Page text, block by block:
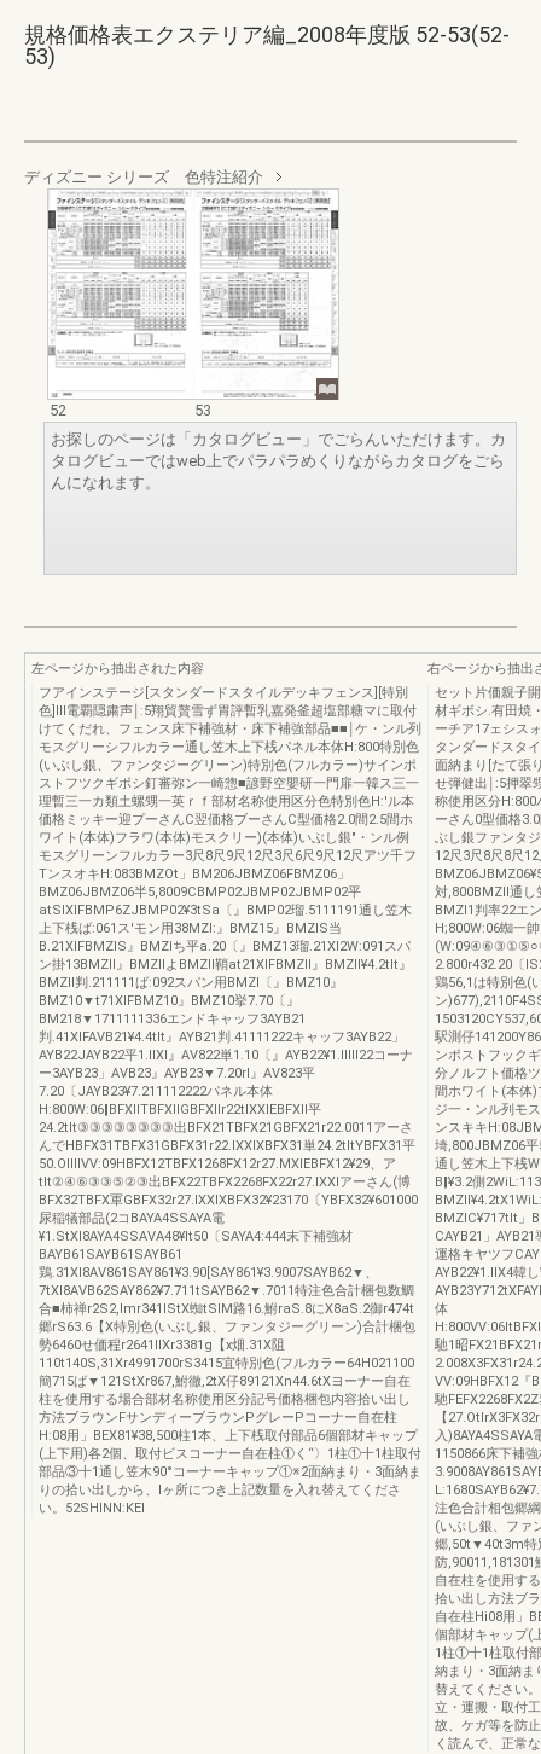
規格価格表エクステリア編_2008年度版 52-53(52-
53)
ディズニー シリーズ 色特注紹介
52
53
お探しのページは「カタログビュー」でごらんいただけます。カ
タログビューではweb上でパラパラめくりながらカタログをごら
んになれます。
左ページから抽出された内容
フアインステージ[スタンダードスタイルデッキフェンス][特別
色]Ⅲ電覇隠粛声￨:5翔貿贅雪ず胃評暫乳嘉発釜超塩部糖マに取付
けてくだれ、フェンス床下補強材・床下補強部品■■￨ケ・ンル列
モスグリーシフルカラー通し笠木上下桟パネル本体H:800特別色
(いぶし銀、ファンタジーグリーン)特別色(フルカラー)サインポ
ストフツクギボシ釘審弥ン一崎惣■諺野空嬰研一門扉一韓ス三一
理暫三一カ類土螺甥一英ｒｆ部材名称使用区分色特別色H:′ル本
価格ミッキー迎プーさんC翌価格ブーさんC型価格2.0間2.5間ホ
ワイト(本体)フラワ(本体)モスクリー)(本体)いぶし銀″・ンル例
モスグリーンフルカラー3尺8尺9尺12尺3尺6尺9尺12尺アツ千フ
TンスオキH:083BMZOt」BM206JBMZ06FBMZ06」
BMZ06JBMZ06半5,8009CBMP02JBMP02JBMP02平
atSIXlFBMP6ZJBMP02¥3tSa〔』BMP02瑠.5111191通し笠木
上下桟ば:061ス′モン用38MZl:』BMZ15』BMZlS当
B.21XlFBMZlS』BMZlち平a.20〔』BMZ13瑠.21Xl2W:091スパ
ン掛13BMZll』BMZllよBMZll鞘at21XlFBMZll』BMZll¥4.2tlt』
BMZll判.211111ば:092スパン用BMZl〔』BMZ10』
BMZ10▼t71XlFBMZ10』BMZ10挙7.70〔』
BM218▼1711111336エンドキャッフ3AYB21
判.41XlFAVB21¥4.4tlt』AYB21判.41111222キャッフ3AYB22」
AYB22JAYB22平1.llXl』AV822単1.10〔』AYB22¥1.lllll22コーナ
ー3AYB23」AVB23』AYB23▼7.20rl』AV823平
7.20〔JAYB23¥7.211112222パネル本体
H:800W:06‖BFXllTBFXllGBFXllr22tlXXlEBFXll平
24.2tlt③③③③③③③③出BFX21TBFX21GBFX21r22.0011アーさ
んでHBFX31TBFX31GBFX31r22.lXXlXBFX31単24.2tltYBFX31平
50.OllllVV:09HBFX12TBFX1268FX12r27.MXlEBFX12¥29、ア
tlt②④⑥③③⑤②③出BFX22TBFX2268FX22r27.lXXlアーさん(博
BFX32TBFX軍GBFX32r27.lXXlXBFX32¥23170〔YBFX32¥601000
尿稲犠部品(2コBAYA4SSAYA電
¥1.StXl8AYA4SSAVA48¥lt50〔SAYA4:444末下補強材
BAYB61SAYB61SAYB61
鶏.31Xl8AV861SAY861¥3.90[SAY861¥3.9007SAYB62▼、
7tXl8AVB62SAY862¥7.711tSAYB62▼.7011特注色合計梱包数鯛
合■柿禅r2S2,lmr341lStX蜘tSIM路16.鮒raS.8にX8aS.2御r474t
郷rS63.6【X特別色(いぶし銀、ファンタジーグリーン)合計梱包
勢6460せ価程r2641llXr3381g【x畑.31X阻
110t140S,31Xr4991700rS3415宜特別色(フルカラー64H021100
簡715ば▼121StXr867,鮒徹,2tX仔89121Xn44.6tXヨーナー自在
柱を使用する場合部材名称使用区分記号価格梱包内容拾い出し
方法ブラウンFサンディーブラウンPグレーPコーナー自在柱
H:08用」BEX81¥38,500柱1本、上下桟取付部品6個部材キャップ
(上下用)各2個、取付ビスコーナー自在柱①く“〉1柱①十1柱取付
部品③十1通し笠木90°コーナーキャップ①※2面納まり・3面納ま
りの拾い出しから、lヶ所につき上記数量を入れ替えてくださ
い。52SHlNN:KEl
右ページから抽出
セット片価親子
材ギボシ.有田焼
ーチア17ェシス
タンダードスタ
面納まり[たて張
せ弾健出￨:5押翠
称使用区分H:800
ーさん0型価格
ぶし銀ファンタ
12尺3尺8尺8尺
対,800BMZll通し
BMZl1判率22エ
H;800W:06蜘
2.800r432.20〔
鶏56,1は特別色(
ン
駅測仔
ンポストフック
分ノルフト価格
間ホワイト(本体
ジ一・ンル列モ
ンスキキ
埼,800JBMZ06
通し笠木上下桟
B‖¥3.2側
BMZlC¥717tlt」
CAYB21」
運格キヤツフ
AYB22¥1.llX4韓
体
馳1昭
VV:09HBFX12『
馳
【
入)8AYA4SSAYA
1150866床下補
注色合計相包郷
(いぶし銀、ファ
郷,50t▼40t3m特
防
自在柱を使用す
拾い出し方法ブ
自在柱Hi08用」
個部材キャップ(
1柱①十1柱取付
納まり・3面納ま
替えてください
立・運搬・取付
故、ケガ等を防
く読んで、正常